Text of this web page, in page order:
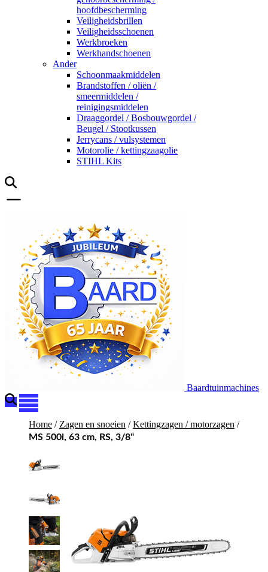
hoofdbescherming
Veiligheidsbrillen
Veiligheidsschoenen
Werkbroeken
Werkhandschoenen
Ander
Schoonmaakmiddelen
Brandstoffen / oliën /
smeermiddelen /
reinigingsmiddelen
Draaggordel / Bosbouwgordel /
Beugel / Stootkussen
Jerrycans / vulsystemen
Motorolie / kettingzaagolie
STIHL Kits
Baardtuinmachines
Home / Zagen en snoeien /Kettingzagen / motorzagen /
MS 500i, 63 cm, RS, 3/8"